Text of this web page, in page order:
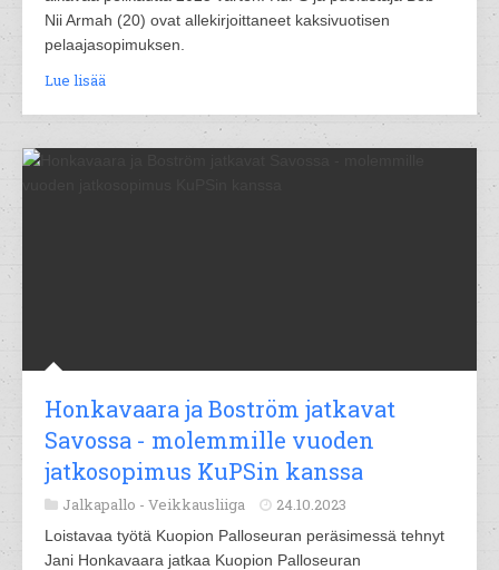
Nii Armah (20) ovat allekirjoittaneet kaksivuotisen
pelaajasopimuksen.
Lue lisää
Honkavaara ja Boström jatkavat
Savossa - molemmille vuoden
jatkosopimus KuPSin kanssa
Jalkapallo - Veikkausliiga 24.10.2023
Loistavaa työtä Kuopion Palloseuran peräsimessä tehnyt
Jani Honkavaara jatkaa Kuopion Palloseuran